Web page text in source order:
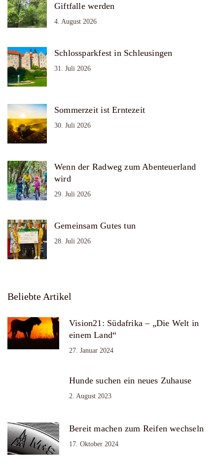
Giftfalle werden
4. August 2026
Schlossparkfest in Schleusingen
31. Juli 2026
Sommerzeit ist Erntezeit
30. Juli 2026
Wenn der Radweg zum Abenteuerland
wird
29. Juli 2026
Gemeinsam Gutes tun
28. Juli 2026
Beliebte Artikel
Vision21: Südafrika – „Die Welt in
einem Land“
27. Januar 2024
Hunde suchen ein neues Zuhause
2. August 2023
Bereit machen zum Reifen wechseln
17. Oktober 2024